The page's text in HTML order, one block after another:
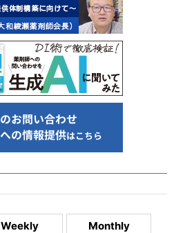
Weekly Monthly